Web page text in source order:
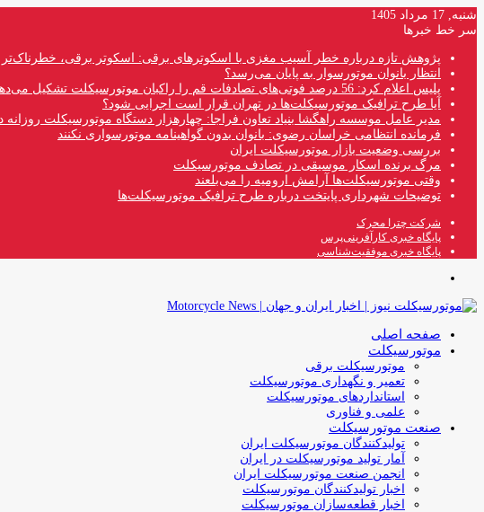
شنبه, 17 مرداد 1405
سر خط خبرها
پژوهش تازه درباره خطر آسیب مغزی با اسکوترهای برقی: اسکوتر برقی،
انتظار بانوان موتورسوار به پایان می‌رسد؟
پلیس اعلام کرد: 56 درصد فوتی‌های تصادفات قم را راکبان موتورسیکلت تشکیل می‌دهند
آیا طرح ترافیک موتورسیکلت‌ها در تهران قرار است اجرایی شود؟
مدیر عامل موسسه راهگشا بنیاد تعاون فراجا: چهارهزار دستگاه موتورسیکلت
فرمانده انتظامی خراسان رضوی: بانوان بدون گواهینامه موتورسواری نکنند
بررسی وضعیت بازار موتورسیکلت ایران
مرگ برنده اسکار موسیقی در تصادف موتورسیکلت
وقتی موتورسیکلت‌ها آرامش ارومیه را می‌بلعند
توضیحات شهرداری پایتخت درباره طرح ترافیک موتورسیکلت‌ها
شرکت چترا محرک
پایگاه خبری کارآفرینی‌پرس
پایگاه خبری موفقیت‌شناسی
صفحه اصلی
موتورسیکلت
موتورسیکلت برقی
تعمیر و نگهداری موتورسیکلت
استانداردهای موتورسیکلت
علمی و فناوری
صنعت موتورسیکلت
تولیدکنندگان موتورسیکلت ایران
آمار تولید موتورسیکلت در ایران
انجمن صنعت موتورسیکلت ایران
اخبار تولیدکنندگان موتورسیکلت
اخبار قطعه‌سازان موتورسیکلت